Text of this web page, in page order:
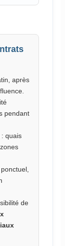
après
pendant
: quais
de